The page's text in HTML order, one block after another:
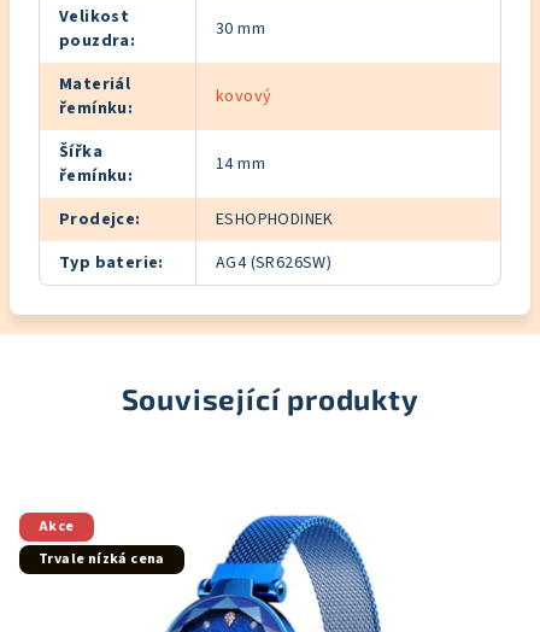
Velikost
pouzdra: 30 mm
Materiál
řemínku: kovový
Šířka
řemínku: 14 mm
Prodejce:
ESHOPHODINEK
Typ baterie: AG4 (SR626SW)
Související produkty
Akce
Trvale nízká cena